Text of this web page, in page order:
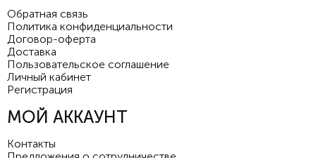
Обратная связь
Политика конфиденциальности
Договор-оферта
Доставка
Пользовательское соглашение
Личный кабинет
Регистрация
МОЙ АККАУНТ
Контакты